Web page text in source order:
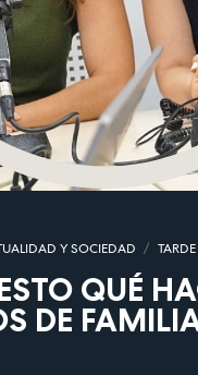
Y SOCIEDAD
QUÉ
DE